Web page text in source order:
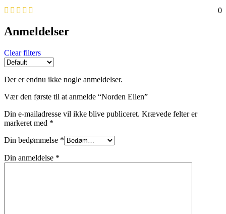
0
Anmeldelser
Clear filters
Der er endnu ikke nogle anmeldelser.
Vær den første til at anmelde “Norden Ellen”
Din e-mailadresse vil ikke blive publiceret. Krævede felter er
markeret med *
Din bedømmelse *
Din anmeldelse *